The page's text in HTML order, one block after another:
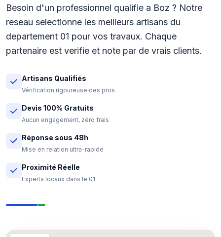
Besoin d'un professionnel qualifie a Boz ? Notre
reseau selectionne les meilleurs artisans du
departement 01 pour vos travaux. Chaque
partenaire est verifie et note par de vrais clients.
Artisans Qualifiés
Vérification rigoureuse des pros
Devis 100% Gratuits
Aucun engagement, zéro frais
Réponse sous 48h
Mise en relation ultra-rapide
Proximité Réelle
Experts locaux dans le 01